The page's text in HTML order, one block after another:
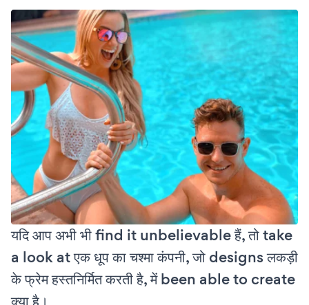
यदि आप अभी भी find it unbelievable हैं, तो take
a look at एक धूप का चश्मा कंपनी, जो designs लकड़ी
के फ्रेम हस्तनिर्मित करती है, में been able to create